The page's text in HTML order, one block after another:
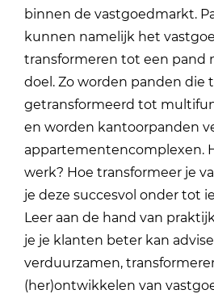
binnen de vastgoedmarkt.
kunnen namelijk het
transformeren tot een pand
doel. Zo worden panden die
getransformeerd tot
en worden kantoorpanden
appartementencomplexen.
werk? Hoe transformeer je
je deze succesvol onder tot
Leer aan de hand van
je je klanten beter kan
verduurzamen,
(her)ontwikkelen van